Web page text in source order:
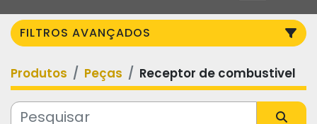
FILTROS AVANÇADOS
Categoria
Produtos Peças Receptor de combustivel